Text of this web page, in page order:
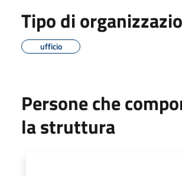
Tipo di
ufficio
Persone che
la struttura